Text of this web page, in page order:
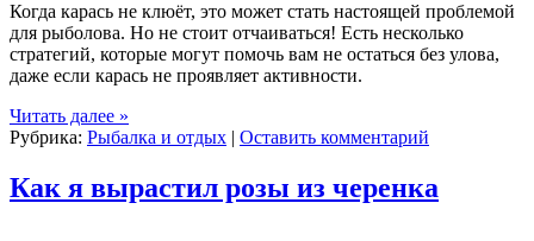
Когда карась не клюёт, это может стать настоящей проблемой
для рыболова. Но не стоит отчаиваться! Есть несколько
стратегий, которые могут помочь вам не остаться без улова,
даже если карась не проявляет активности.
Читать далее »
Рубрика: Рыбалка и отдых | Оставить комментарий
Как я вырастил розы из черенка